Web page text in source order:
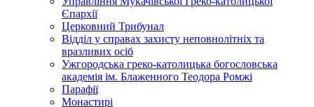
Єпархії
Церковний Трибунал
Відділ у справах захисту неповнолітніх та
вразливих осіб
Ужгородська греко-католицька богословська
академія ім. Блаженного Теодора Ромжі
Парафії
Монастирі